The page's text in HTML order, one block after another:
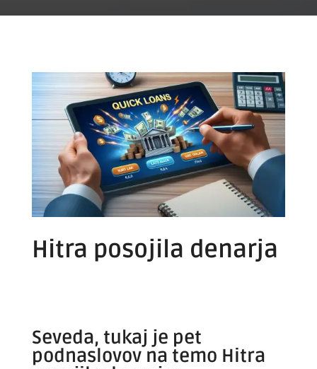
Hitra posojila denarja
Seveda, tukaj je pet
podnaslovov na temo Hitra